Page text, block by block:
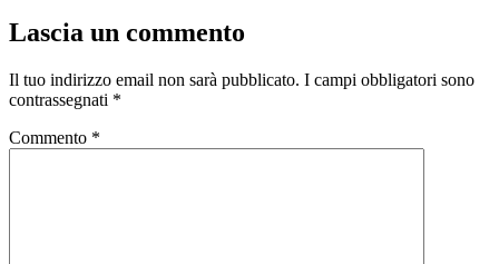
Lascia un commento
Il tuo indirizzo email non sarà pubblicato. I campi obbligatori sono
contrassegnati *
Commento *